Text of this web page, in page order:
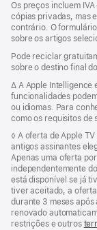
de
rodapé
Os preços incluem
cópias privadas, mas
contrário. O
sobre os artigos
Pode reciclar
sobre o destino final
Nota
de
rodapé
∆ A Apple Intelligence
funcionalidades
ou idiomas. Para
como os requisitos de
Nota
de
rodapé
◊ A oferta de Apple
antigos assinantes
Apenas uma oferta
independentemente
está disponível se já
tiver aceitado, a
durante 3 meses
renovado
restrições e outros